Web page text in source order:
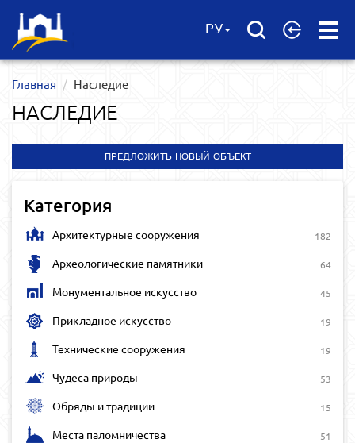
Open
РУ
Главная Наследие
НАСЛЕДИЕ
ПРЕДЛОЖИТЬ НОВЫЙ ОБЪЕКТ
Категория
Архитектурные сооружения 182
Археологические памятники 64
Монументальное искусство 45
Прикладное искусство 19
Технические сооружения 19
Чудеса природы 53
Обряды и традиции 15
Места паломничества 51